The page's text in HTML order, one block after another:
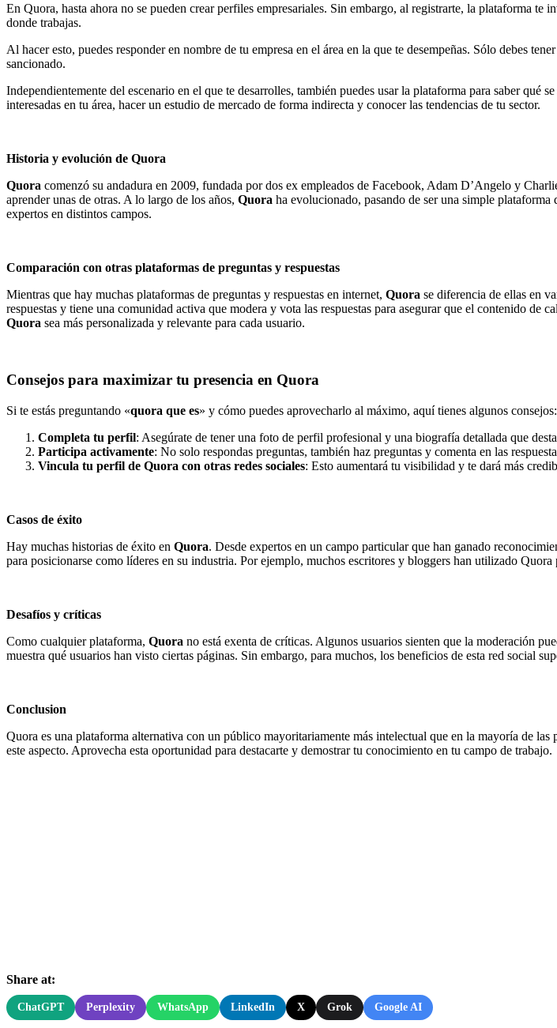
En Quora, hasta ahora no se pueden crear perfiles empresariales. Sin embargo, al registrarte, la plataforma
donde trabajas.
Al hacer esto, puedes responder en nombre de tu empresa en el área en la que te desempeñas. Sólo debes
sancionado.
Independientemente del escenario en el que te desarrolles, también puedes usar la plataforma para saber qué
interesadas en tu área, hacer un estudio de mercado de forma indirecta y conocer las tendencias de tu sector.
Historia y evolución de Quora
Quora comenzó su andadura en 2009, fundada por dos ex empleados de Facebook, Adam D’Angelo y
aprender unas de otras. A lo largo de los años, Quora ha evolucionado, pasando de ser una simple plataforma
expertos en distintos campos.
Comparación con otras plataformas de preguntas y respuestas
Mientras que hay muchas plataformas de preguntas y respuestas en internet, Quora se diferencia de ellas en
respuestas y tiene una comunidad activa que modera y vota las respuestas para asegurar que el contenido de
Quora sea más personalizada y relevante para cada usuario.
Consejos para maximizar tu presencia en Quora
Si te estás preguntando «quora que es» y cómo puedes aprovecharlo al máximo, aquí tienes algunos consejos:
Completa tu perfil: Asegúrate de tener una foto de perfil profesional y una biografía detallada que
Participa activamente: No solo respondas preguntas, también haz preguntas y comenta en las
Vincula tu perfil de Quora con otras redes sociales: Esto aumentará tu visibilidad y te dará más
Casos de éxito
Hay muchas historias de éxito en Quora. Desde expertos en un campo particular que han ganado
para posicionarse como líderes en su industria. Por ejemplo, muchos escritores y bloggers han utilizado
Desafíos y críticas
Como cualquier plataforma, Quora no está exenta de críticas. Algunos usuarios sienten que la moderación
muestra qué usuarios han visto ciertas páginas. Sin embargo, para muchos, los beneficios de esta red social
Conclusion
Quora es una plataforma alternativa con un público mayoritariamente más intelectual que en la mayoría de
este aspecto. Aprovecha esta oportunidad para destacarte y demostrar tu conocimiento en tu campo de trabajo.
Share at:
ChatGPT Perplexity WhatsApp LinkedIn X Grok Google AI